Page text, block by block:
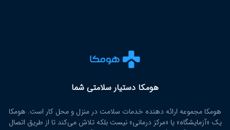
هومکا دستیار سلامتی شما
هومکا مجموعه ارائه‌ دهنده خدمات سلامت در منزل و محل کار است. هومکا
یک «آزمایشگاه» یا «مرکز درمانی» نیست بلکه تلاش می‌کند تا از طریق اتصال